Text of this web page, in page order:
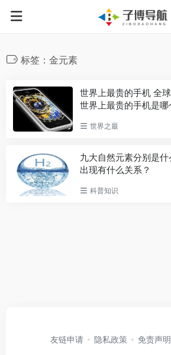
标签：金元素
世界上最贵的手机 全
世界上最贵的手机是哪
世界之最
九大自然元素分别是
出现有什么关系？
科普知识
友链申请 隐私政策 免责声明